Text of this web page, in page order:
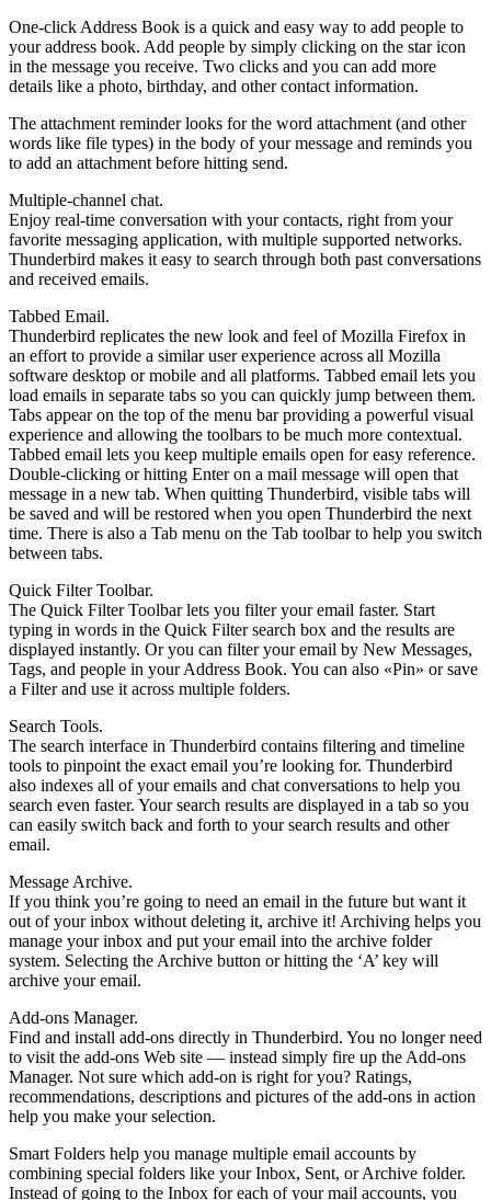
One-click Address Book is a quick and easy way to add people to
your address book. Add people by simply clicking on the star icon
in the message you receive. Two clicks and you can add more
details like a photo, birthday, and other contact information.
The attachment reminder looks for the word attachment (and other
words like file types) in the body of your message and reminds you
to add an attachment before hitting send.
Multiple-channel chat.
Enjoy real-time conversation with your contacts, right from your
favorite messaging application, with multiple supported networks.
Thunderbird makes it easy to search through both past conversations
and received emails.
Tabbed Email.
Thunderbird replicates the new look and feel of Mozilla Firefox in
an effort to provide a similar user experience across all Mozilla
software desktop or mobile and all platforms. Tabbed email lets you
load emails in separate tabs so you can quickly jump between them.
Tabs appear on the top of the menu bar providing a powerful visual
experience and allowing the toolbars to be much more contextual.
Tabbed email lets you keep multiple emails open for easy reference.
Double-clicking or hitting Enter on a mail message will open that
message in a new tab. When quitting Thunderbird, visible tabs will
be saved and will be restored when you open Thunderbird the next
time. There is also a Tab menu on the Tab toolbar to help you switch
between tabs.
Quick Filter Toolbar.
The Quick Filter Toolbar lets you filter your email faster. Start
typing in words in the Quick Filter search box and the results are
displayed instantly. Or you can filter your email by New Messages,
Tags, and people in your Address Book. You can also «Pin» or save
a Filter and use it across multiple folders.
Search Tools.
The search interface in Thunderbird contains filtering and timeline
tools to pinpoint the exact email you’re looking for. Thunderbird
also indexes all of your emails and chat conversations to help you
search even faster. Your search results are displayed in a tab so you
can easily switch back and forth to your search results and other
email.
Message Archive.
If you think you’re going to need an email in the future but want it
out of your inbox without deleting it, archive it! Archiving helps you
manage your inbox and put your email into the archive folder
system. Selecting the Archive button or hitting the ‘A’ key will
archive your email.
Add-ons Manager.
Find and install add-ons directly in Thunderbird. You no longer need
to visit the add-ons Web site — instead simply fire up the Add-ons
Manager. Not sure which add-on is right for you? Ratings,
recommendations, descriptions and pictures of the add-ons in action
help you make your selection.
Smart Folders help you manage multiple email accounts by
combining special folders like your Inbox, Sent, or Archive folder.
Instead of going to the Inbox for each of your mail accounts, you